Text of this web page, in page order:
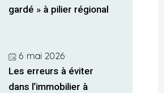
gardé » à pilier régional
6 mai 2026
Les erreurs à éviter
dans l’immobilier à